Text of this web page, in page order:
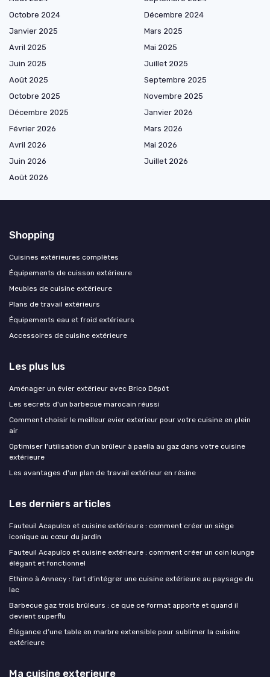
Octobre 2024
Décembre 2024
Janvier 2025
Mars 2025
Avril 2025
Mai 2025
Juin 2025
Juillet 2025
Août 2025
Septembre 2025
Octobre 2025
Novembre 2025
Décembre 2025
Janvier 2026
Février 2026
Mars 2026
Avril 2026
Mai 2026
Juin 2026
Juillet 2026
Août 2026
Shopping
Cuisines extérieures complètes
Équipements de cuisson extérieure
Meubles de cuisine extérieure
Plans de travail extérieurs
Équipements eau et froid extérieurs
Accessoires de cuisine extérieure
Les plus lus
Aménager un évier extérieur avec Brico Dépôt
Les secrets d'un barbecue marocain réussi
Comment choisir le meilleur evier exterieur pour votre cuisine en plein
air
Optimiser l'utilisation d'un brûleur à paella au gaz dans votre cuisine
extérieure
Les avantages d'un plan de travail extérieur en résine
Les derniers articles
Fauteuil Acapulco et cuisine extérieure : comment créer un siège
iconique au cœur du jardin
Fauteuil Acapulco et cuisine extérieure : comment créer un coin lounge
élégant et fonctionnel
Ethimo à Annecy : l’art d’intégrer une cuisine extérieure au paysage du
lac
Barbecue gaz trois brûleurs : ce que ce format apporte et quand il
devient superflu
Élégance d’une table en marbre extensible pour sublimer la cuisine
extérieure
Ma cuisine exterieure